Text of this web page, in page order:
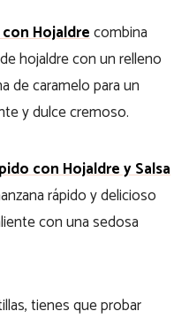
Hojaldrecombina
hojaldre con un relleno
de caramelo para un
y dulce cremoso.
con Hojaldre y Salsa
rápido y delicioso
con una sedosa
tienes que probar